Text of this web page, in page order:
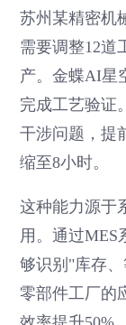
苏州某精密机
需要调整12道
产。金蝶AI星
完成工艺验证
干涉问题，提
缩至8小时。
这种能力源于
用。通过MES
够识别"库存
零部件工厂的